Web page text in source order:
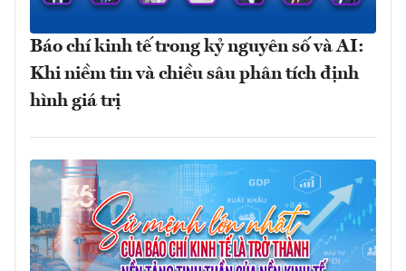
Báo chí kinh tế trong kỷ nguyên số và AI:
Khi niềm tin và chiều sâu phân tích định
hình giá trị